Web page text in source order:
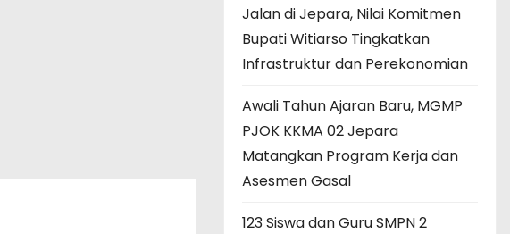
Jalan di Jepara, Nilai Komitmen
Bupati Witiarso Tingkatkan
Infrastruktur dan Perekonomian
Awali Tahun Ajaran Baru, MGMP
PJOK KKMA 02 Jepara
Matangkan Program Kerja dan
Asesmen Gasal
123 Siswa dan Guru SMPN 2